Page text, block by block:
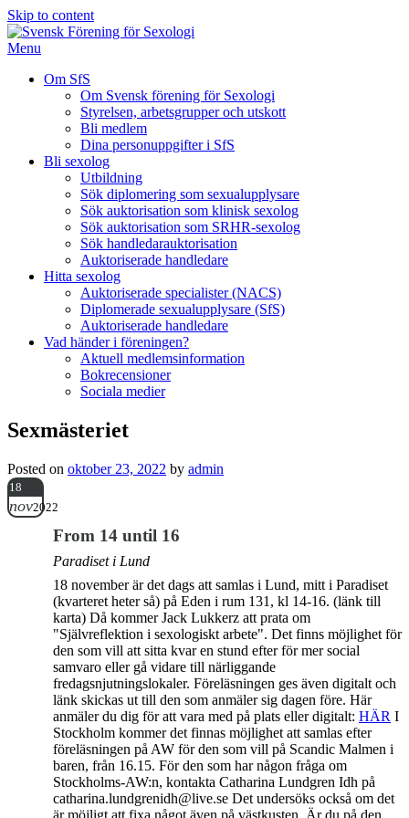
Skip to content
Menu
Om SfS
Om Svensk förening för Sexologi
Styrelsen, arbetsgrupper och utskott
Bli medlem
Dina personuppgifter i SfS
Bli sexolog
Utbildning
Sök diplomering som sexualupplysare
Sök auktorisation som klinisk sexolog
Sök auktorisation som SRHR-sexolog
Sök handledarauktorisation
Auktoriserade handledare
Hitta sexolog
Auktoriserade specialister (NACS)
Diplomerade sexualupplysare (SfS)
Auktoriserade handledare
Vad händer i föreningen?
Aktuell medlemsinformation
Bokrecensioner
Sociala medier
Sexmästeriet
Posted on oktober 23, 2022 by admin
18
nov2022
From 14 until 16
Paradiset i Lund
18 november är det dags att samlas i Lund, mitt i Paradiset
(kvarteret heter så) på Eden i rum 131, kl 14-16. (länk till
karta) Då kommer Jack Lukkerz att prata om
"Självreflektion i sexologiskt arbete". Det finns möjlighet för
den som vill att sitta kvar en stund efter för mer social
samvaro eller gå vidare till närliggande
fredagsnjutningslokaler. Föreläsningen ges även digitalt och
länk skickas ut till den som anmäler sig dagen före. Här
anmäler du dig för att vara med på plats eller digitalt: HÄR I
Stockholm kommer det finnas möjlighet att samlas efter
föreläsningen på AW för den som vill på Scandic Malmen i
baren, från 16.15. För den som har någon fråga om
Stockholms-AW:n, kontakta Catharina Lundgren Idh på
catharina.lundgrenidh@live.se Det undersöks också om det
är möjligt att fixa något även på västkusten. Är du på den